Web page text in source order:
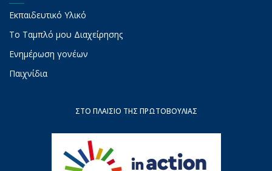
Εκπαιδευτικό Υλικό
To Ταμπλό μου Διαχείρησης
Ενημέρωση γονέων
Παιχνίδια
ΣΤΟ ΠΛΑΊΣΙΟ ΤΗΣ ΠΡΩΤΟΒΟΥΛΊΑΣ